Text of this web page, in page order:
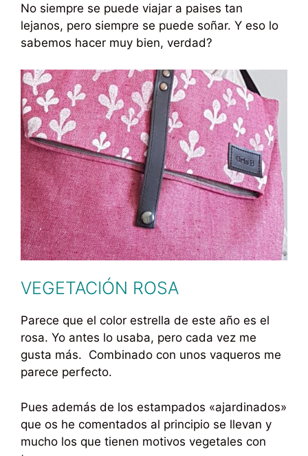
No siempre se puede viajar a paises tan
lejanos, pero siempre se puede soñar. Y eso lo
sabemos hacer muy bien, verdad?
VEGETACIÓN ROSA
Parece que el color estrella de este año es el
rosa. Yo antes lo usaba, pero cada vez me
gusta más. Combinado con unos vaqueros me
parece perfecto.
Pues además de los estampados «ajardinados»
que os he comentados al principio se llevan y
mucho los que tienen motivos vegetales con